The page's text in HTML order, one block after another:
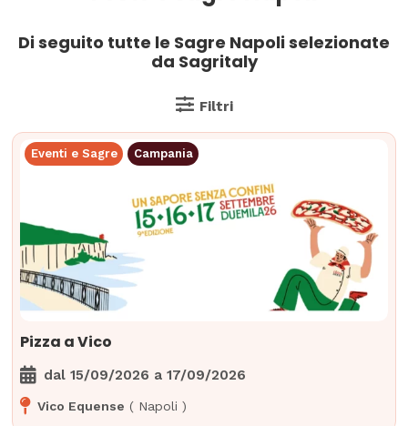
Di seguito tutte le Sagre Napoli selezionate
da Sagritaly
Filtri
Eventi e Sagre Campania
Pizza a Vico
dal15/09/2026 a 17/09/2026
Vico Equense ( Napoli )